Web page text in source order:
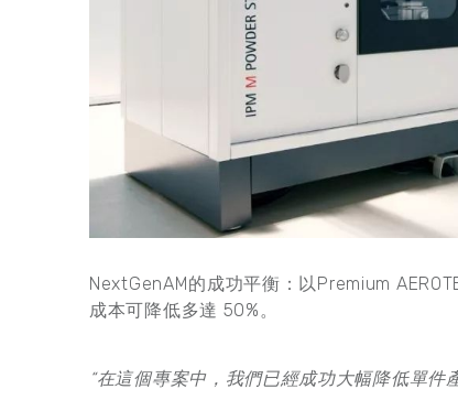
NextGenAM的成功平衡：以Premium
成本可降低多達 50%。
“在這個專案中，我們已經成功大幅降低單